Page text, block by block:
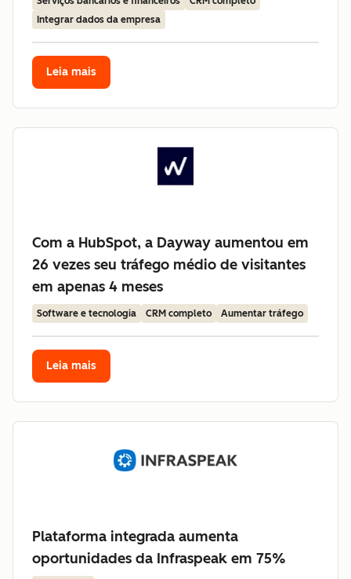
Integrar dados da empresa
Leia mais
Com a HubSpot, a Dayway aumentou em
26 vezes seu tráfego médio de visitantes
em apenas 4 meses
Software e tecnologia CRM completo Aumentar tráfego
Leia mais
Plataforma integrada aumenta
oportunidades da Infraspeak em 75%